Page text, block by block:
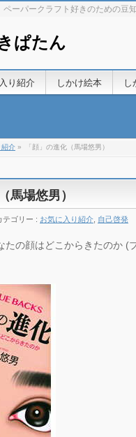
ーパークラフト好きのための豆
ぱたん
り紹介 しかけ絵本 し
紹介 » 「顔」の進化（馬場悠男）
馬場悠男）
テゴリー : お気に入り紹介 自己啓発
たの顔はどこからきたのか (